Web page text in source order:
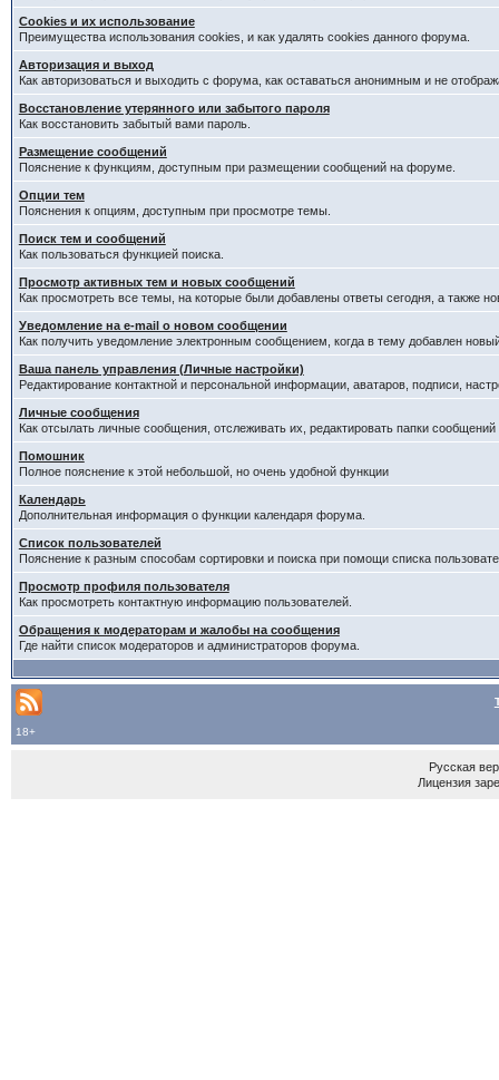
Cookies и их использование
Преимущества использования cookies, и как удалять cookies данного форума.
Авторизация и выход
Как авторизоваться и выходить с форума, как оставаться анонимным и не
Восстановление утерянного или забытого пароля
Как восстановить забытый вами пароль.
Размещение сообщений
Пояснение к функциям, доступным при размещении сообщений на форуме.
Опции тем
Пояснения к опциям, доступным при просмотре темы.
Поиск тем и сообщений
Как пользоваться функцией поиска.
Просмотр активных тем и новых сообщений
Как просмотреть все темы, на которые были добавлены ответы сегодня, а также
Уведомление на е-mail о новом сообщении
Как получить уведомление электронным сообщением, когда в тему добавлен
Ваша панель управления (Личные настройки)
Редактирование контактной и персональной информации, аватаров, подписи,
Личные сообщения
Как отсылать личные сообщения, отслеживать их, редактировать папки
Помошник
Полное пояснение к этой небольшой, но очень удобной функции
Календарь
Дополнительная информация о функции календаря форума.
Список пользователей
Пояснение к разным способам сортировки и поиска при помощи списка
Просмотр профиля пользователя
Как просмотреть контактную информацию пользователей.
Обращения к модераторам и жалобы на сообщения
Где найти список модераторов и администраторов форума.
18+
Русская
Лицензия